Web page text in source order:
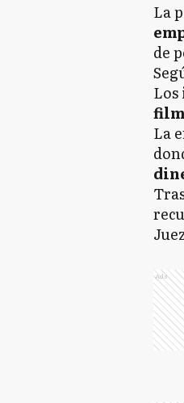
La
de
Los
La
Ads